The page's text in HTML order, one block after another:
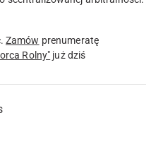
Zamów prenumeratę
Rolny" już dziś